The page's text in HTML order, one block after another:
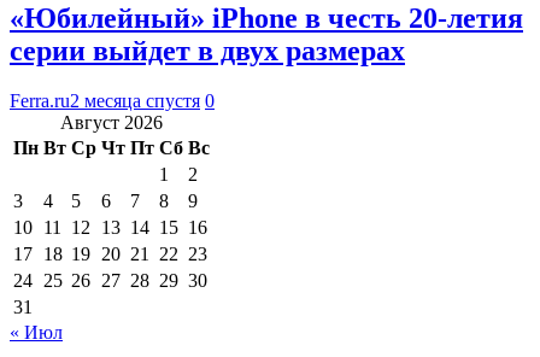
«Юбилейный» iPhone в честь 20-летия
серии выйдет в двух размерах
Ferra.ru2 месяца спустя 0
Август 2026
Пн Вт Ср Чт Пт Сб Вс
1
2
3
4 5 6 7 8
9
10 11 12 13 14 15 16
17 18 19 20 21 22 23
24 25 26 27 28 29 30
31
« Июл